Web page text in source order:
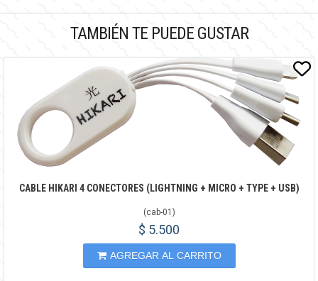
TAMBIÉN TE PUEDE GUSTAR
CABLE HIKARI 4 CONECTORES (LIGHTNING + MICRO + TYPE + USB)
(cab-01 )
$ 5.500
AGREGAR AL CARRITO